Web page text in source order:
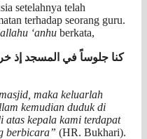
setelahnya telah
terhadap seorang guru.
‘anhu berkata,
كنا جلوساً في المسجد إذ
maka keluarlah
kemudian duduk di
atas kepala kami terdapat
berbicara” (HR. Bukhari).